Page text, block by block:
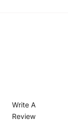
Write A
Review